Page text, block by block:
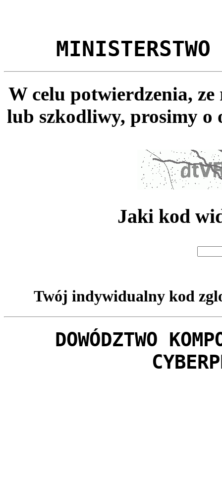
MINISTERSTWO
W celu potwierdzenia,
lub szkodliwy, prosimy o
Jaki kod
Twój indywidualny kod
DOWÓDZTWO